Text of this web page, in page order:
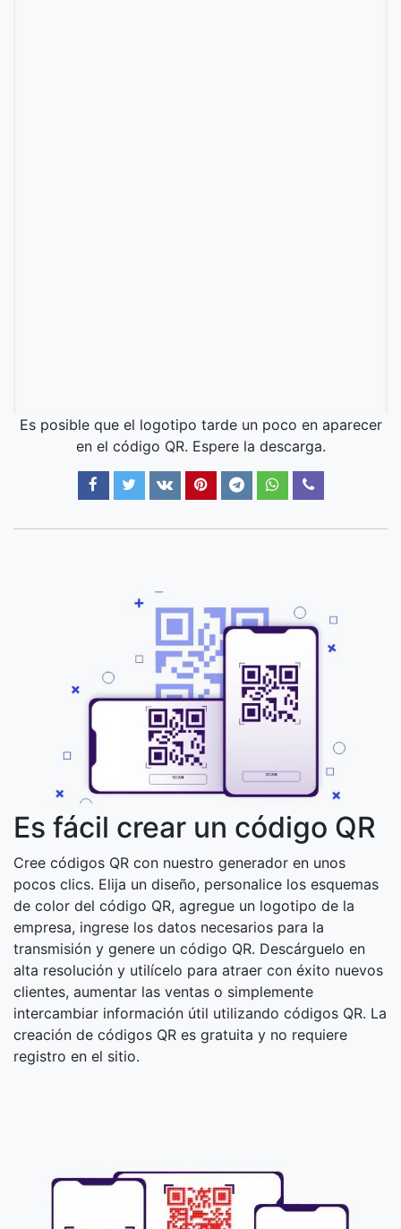
Es posible que el logotipo tarde un poco en aparecer
en el código QR. Espere la descarga.
Es fácil crear un código QR
Cree códigos QR con nuestro generador en unos
pocos clics. Elija un diseño, personalice los esquemas
de color del código QR, agregue un logotipo de la
empresa, ingrese los datos necesarios para la
transmisión y genere un código QR. Descárguelo en
alta resolución y utilícelo para atraer con éxito nuevos
clientes, aumentar las ventas o simplemente
intercambiar información útil utilizando códigos QR. La
creación de códigos QR es gratuita y no requiere
registro en el sitio.